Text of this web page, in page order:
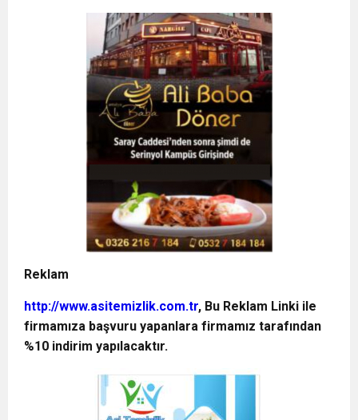
Reklam
http://www.asitemizlik.com.tr, Bu Reklam Linki ile
firmamıza başvuru yapanlara firmamız tarafından
%10 indirim yapılacaktır.